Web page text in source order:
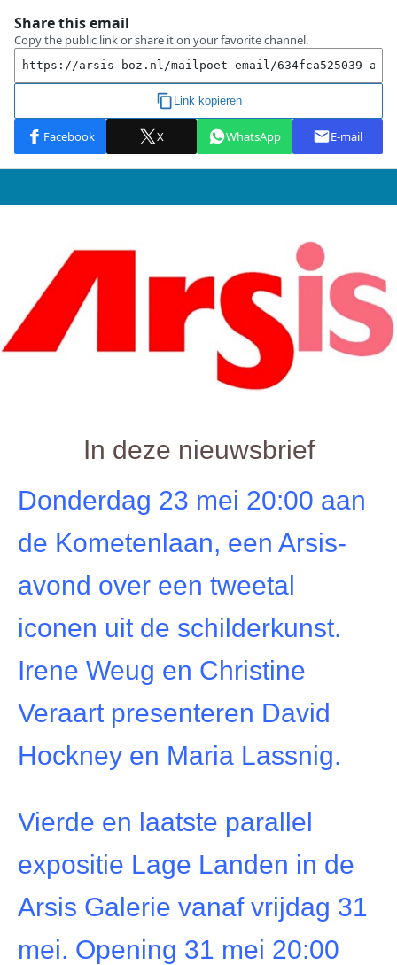
In deze nieuwsbrief
Donderdag 23 mei 20:00 aan
de Kometenlaan, een Arsis-
avond over een tweetal
iconen uit de schilderkunst.
Irene Weug en Christine
Veraart presenteren David
Hockney en Maria Lassnig.
Vierde en laatste parallel
expositie Lage Landen in de
Arsis Galerie vanaf vrijdag 31
mei. Opening 31 mei 20:00